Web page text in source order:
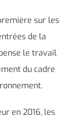
sur les
de la
le travail
du cadre
en 2016, les